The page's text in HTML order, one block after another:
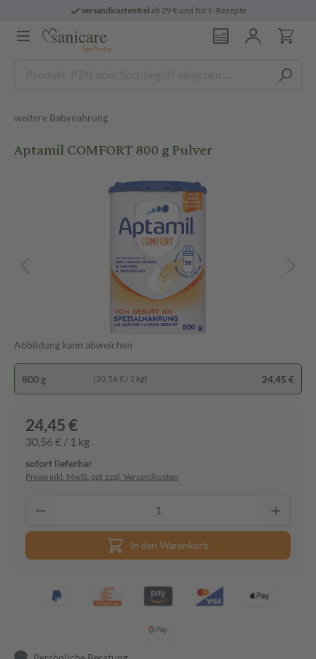
versandkostenfreiab 29 € und für E-Rezepte
weitere Babynahrung
Aptamil COMFORT 800 g Pulver
Abbildung kann abweichen
800 g (30,56 € / 1 kg) 24,45 €
24,45 €
30,56 € / 1 kg
sofort lieferbar
Preise inkl. MwSt. ggf. zzgl. Versandkosten
In den Warenkorb